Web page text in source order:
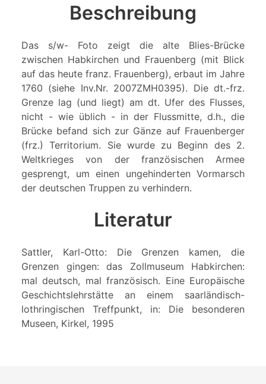
Beschreibung
Das s/w- Foto zeigt die alte Blies-Brücke
zwischen Habkirchen und Frauenberg (mit Blick
auf das heute franz. Frauenberg), erbaut im Jahre
1760 (siehe Inv.Nr. 2007ZMH0395). Die dt.-frz.
Grenze lag (und liegt) am dt. Ufer des Flusses,
nicht - wie üblich - in der Flussmitte, d.h., die
Brücke befand sich zur Gänze auf Frauenberger
(frz.) Territorium. Sie wurde zu Beginn des 2.
Weltkrieges von der französischen Armee
gesprengt, um einen ungehinderten Vormarsch
der deutschen Truppen zu verhindern.
Literatur
Sattler, Karl-Otto: Die Grenzen kamen, die
Grenzen gingen: das Zollmuseum Habkirchen:
mal deutsch, mal französisch. Eine Europäische
Geschichtslehrstätte an einem saarländisch-
lothringischen Treffpunkt, in: Die besonderen
Museen, Kirkel, 1995